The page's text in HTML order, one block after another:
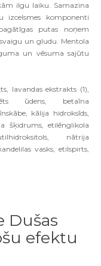
ilgu laiku. Samazina
izcelsmes komponenti
putas noņem
un gludu. Mentola
un vēsuma sajūtu
lavandas ekstrakts (1),
ūdens, betaīna
kālija hidroksīds,
šķidrums, etilēnglikola
nātrija
vasks, etilspirts,
Dušas
efektu